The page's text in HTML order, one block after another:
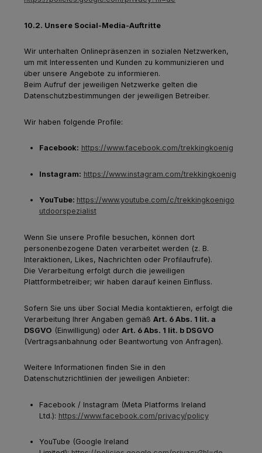
10.2. Unsere Social-Media-Auftritte
Wir unterhalten Onlinepräsenzen in sozialen Netzwerken,
um mit Interessenten und Kunden zu kommunizieren und
über unsere Angebote zu informieren.
Beim Aufruf der jeweiligen Netzwerke gelten die
Datenschutzbestimmungen der jeweiligen Betreiber.
Wir haben folgende Profile:
Facebook: https://www.facebook.com/trekkingkoenig
Instagram: https://www.instagram.com/trekkingkoenig
YouTube: https://www.youtube.com/c/trekkingkoenigo
utdoorspezialist
Wenn Sie unsere Profile besuchen, können dort
personenbezogene Daten verarbeitet werden (z. B.
Interaktionen, Likes, Nachrichten oder Profilaufrufe).
Die Verarbeitung erfolgt durch die jeweiligen
Plattformbetreiber; wir haben darauf keinen Einfluss.
Sofern Sie uns über Social Media kontaktieren, erfolgt die
Verarbeitung Ihrer Angaben gemäß Art. 6 Abs. 1 lit. a
DSGVO (Einwilligung) oder Art. 6 Abs. 1 lit. b DSGVO
(Vertragsanbahnung oder Beantwortung von Anfragen).
Weitere Informationen finden Sie in den
Datenschutzrichtlinien der jeweiligen Anbieter:
Facebook / Instagram (Meta Platforms Ireland
Ltd.): https://www.facebook.com/privacy/policy
YouTube (Google Ireland